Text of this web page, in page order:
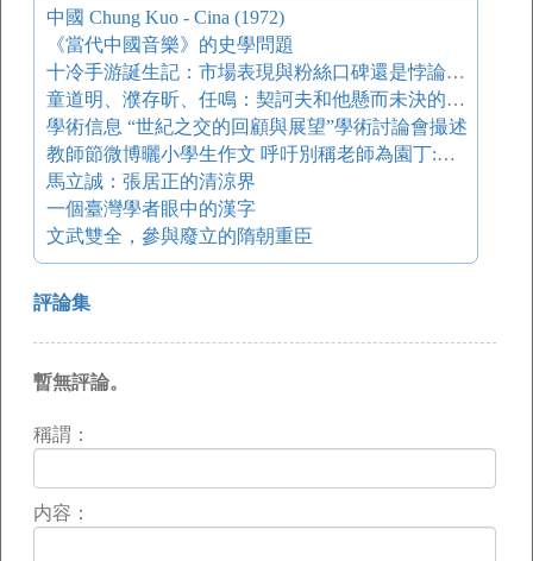
中國 Chung Kuo - Cina (1972)
《當代中國音樂》的史學問題
十冷手游誕生記：市場表現與粉絲口碑還是悖論嗎？ 游戲葡萄
童道明、濮存昕、任鳴：契訶夫和他懸而未決的詩意 鳳凰網讀書會
學術信息 “世紀之交的回顧與展望”學術討論會撮述
教師節微博曬小學生作文 呼吁別稱老師為園丁:應是導游
馬立誠：張居正的清涼界
一個臺灣學者眼中的漢字
文武雙全，參與廢立的隋朝重臣
評論集
暫無評論。
稱謂：
内容：